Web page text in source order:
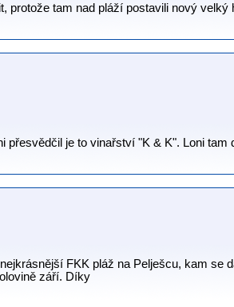
protože tam nad pláží postavili nový velký
přesvědčil je to vinařství "K & K". Loni
FKK pláž na Pelješcu, kam se
září. Díky